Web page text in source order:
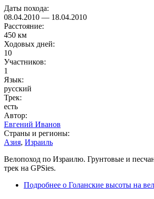
Даты похода:
08.04.2010 — 18.04.2010
Расстояние:
450 км
Ходовых дней:
10
Участников:
1
Язык:
русский
Трек:
есть
Автор:
Евгений Иванов
Страны и регионы:
Азия, Израиль
Велопоход по Израилю. Грунтовые и
трек на GPSies.
Подробнее о Голанские высоты на